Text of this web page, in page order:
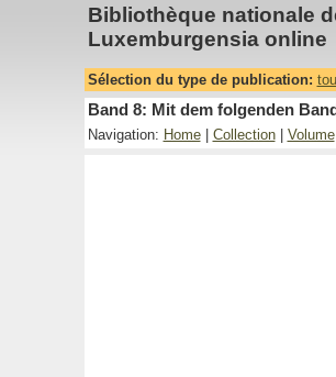
Bibliothèque nationale
Luxemburgensia online
Sélection du type de publication:
Band 8: Mit dem folgenden
Navigation: Home| Collection| Volume